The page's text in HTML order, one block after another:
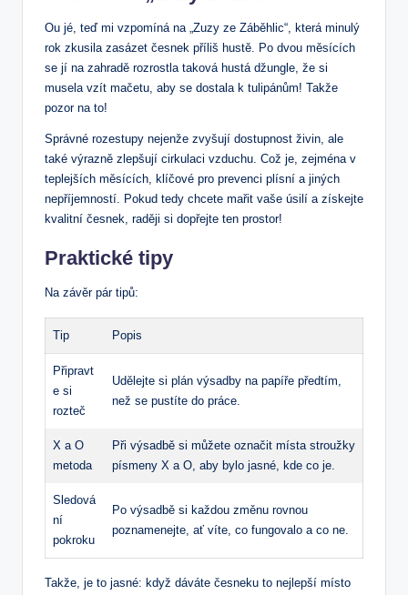
Ou jé, teď mi vzpomíná na „Zuzy ze Záběhlic“, která minulý
rok zkusila zasázet česnek příliš hustě. Po dvou měsících
se jí na zahradě rozrostla taková hustá džungle, že si
musela vzít mačetu, aby se dostala k tulipánům! Takže
pozor na to!
Správné rozestupy nejenže zvyšují dostupnost živin, ale
také výrazně zlepšují cirkulaci vzduchu. Což je, zejména v
teplejších měsících, klíčové pro prevenci plísní a jiných
nepříjemností. Pokud tedy chcete mařit vaše úsilí a získejte
kvalitní česnek, raději si dopřejte ten prostor!
Praktické tipy
Na závěr pár tipů:
Tip Popis
Připravt
e si
rozteč
Udělejte si plán výsadby na papíře předtím,
než se pustíte do práce.
X a O
metoda
Při výsadbě si můžete označit místa stroužky
písmeny X a O, aby bylo jasné, kde co je.
Sledová
ní
pokroku
Po výsadbě si každou změnu rovnou
poznamenejte, ať víte, co fungovalo a co ne.
Takže, je to jasné: když dáváte česneku to nejlepší místo